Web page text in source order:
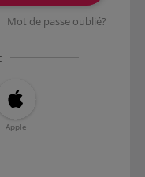
Mot de passe oublié?
Apple